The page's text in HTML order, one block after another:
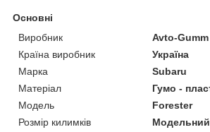
Основні
Виробник
Avto-Gumm
Країна виробник
Україна
Марка
Subaru
Матеріал
Гумо -
Модель
Forester
Розмір килимків
Модельний